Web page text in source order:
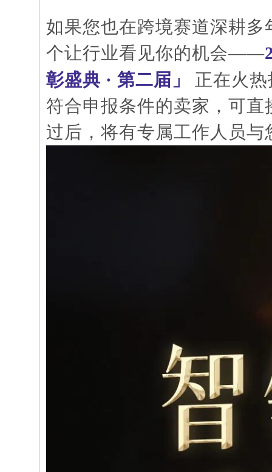
如果您也在跨境赛道深耕
个让行业看见你的机会——
彰盛典 · 第二届」
正在火
符合申报条件的卖家，可
过后，将有专属工作人员